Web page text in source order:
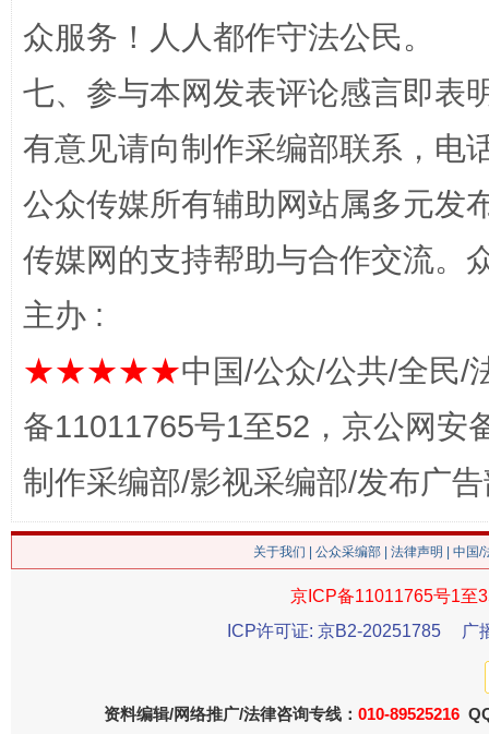
网上购药对药下症？
这是一记警钟！ 谢
今
众服务！人人都作守法公民。
七、参与本网发表评论感言即表
有意见请向制作采编部联系，电
公众传媒所有辅助网站属多元发
传媒网的支持帮助与合作交流。
主办 :
★★★★★中国/公众/公共/全民/
备11011765号1至52，京公网安
制作采编部/影视采编部/发布广
关于我们 公众采编部 法律声明 | 中国
京ICP备11011765号1至
ICP许可证: 京B2-20251785
广
资料编辑/网络推广/法律咨询专线： 010-89525216